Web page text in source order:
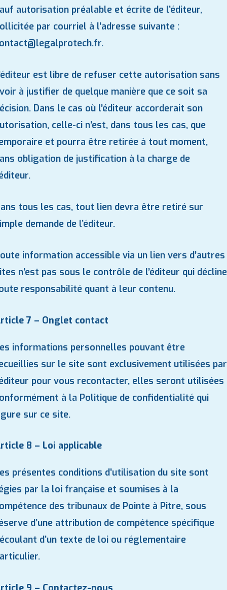
autorisation préalable et écrite de l’éditeur,
par courriel à l’adresse suivante :
est libre de refuser cette autorisation sans
à justifier de quelque manière que ce soit sa
Dans le cas où l’éditeur accorderait son
celle-ci n’est, dans tous les cas, que
et pourra être retirée à tout moment,
obligation de justification à la charge de
tous les cas, tout lien devra être retiré sur
demande de l’éditeur.
information accessible via un lien vers d’autres
n’est pas sous le contrôle de l’éditeur qui décline
responsabilité quant à leur contenu.
7 – Onglet contact
informations personnelles pouvant être
sur le site sont exclusivement utilisées par
pour vous recontacter, elles seront utilisées
à la Politique de confidentialité qui
sur ce site.
8 – Loi applicable
présentes conditions d’utilisation du site sont
par la loi française et soumises à la
des tribunaux de Pointe à Pitre, sous
d’une attribution de compétence spécifique
d’un texte de loi ou réglementaire